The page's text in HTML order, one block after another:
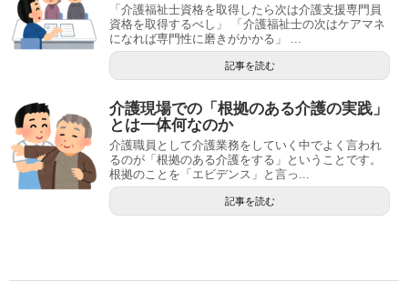
「介護福祉士資格を取得したら次は介護支援専門員
資格を取得するべし」 「介護福祉士の次はケアマネ
になれば専門性に磨きがかかる」 ...
記事を読む
介護現場での「根拠のある介護の実践」
とは一体何なのか
介護職員として介護業務をしていく中でよく言われ
るのが「根拠のある介護をする」ということです。
根拠のことを「エビデンス」と言っ...
記事を読む